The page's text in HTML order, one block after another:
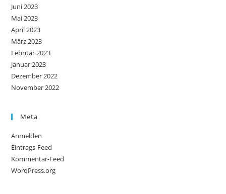
Juni 2023
Mai 2023
April 2023
März 2023
Februar 2023
Januar 2023
Dezember 2022
November 2022
Meta
Anmelden
Eintrags-Feed
Kommentar-Feed
WordPress.org